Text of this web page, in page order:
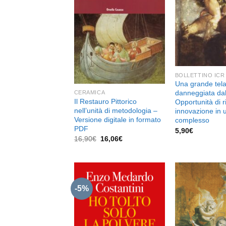
CERAMICA
Il Restauro Pittorico
nell’unità di metodologia –
Versione digitale in formato
PDF
16,90€ Il
16,06€Il
BOLLETTINO ICR
Una grande
danneggiata
Opportunità di
innovazione in
complesso
5,90€
-5%
Aggiungi
alla lista
dei